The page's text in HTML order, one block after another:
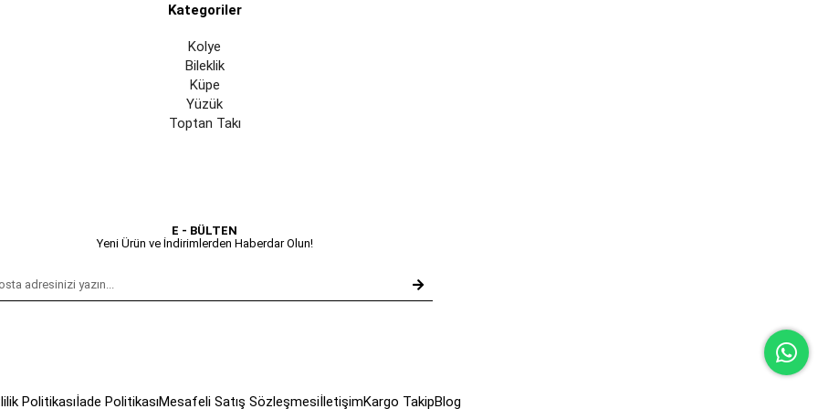
Kategoriler
Kolye
Bileklik
Küpe
Yüzük
Toptan Takı
E - BÜLTEN
Yeni Ürün ve İndirimlerden Haberdar Olun!
Politikasıİade PolitikasıMesafeli Satış SözleşmesiİletişimKargo TakipBlog